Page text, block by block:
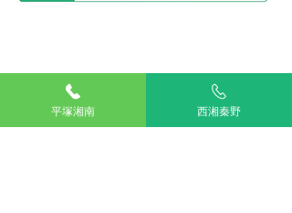
住所：神奈川県平塚市四之宮５丁目２８−１１
お車をご利用の場合
駐車場：敷地内に5台分完備
平塚湘南 西湘秦野